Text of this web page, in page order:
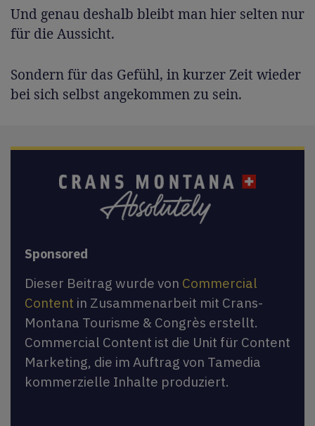
Und genau deshalb bleibt man hier selten nur
für die Aussicht.
Sondern für das Gefühl, in kurzer Zeit wieder
bei sich selbst angekommen zu sein.
Sponsored
Dieser Beitrag wurde von Commercial
Content in Zusammenarbeit mit Crans-
Montana Tourisme & Congrès erstellt.
Commercial Content ist die Unit für Content
Marketing, die im Auftrag von Tamedia
kommerzielle Inhalte produziert.